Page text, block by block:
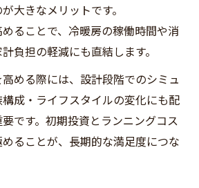
大きなメリットです。
ることで、冷暖房の稼働時間や消
負担の軽減にも直結します。
める際には、設計段階でのシミュ
成・ライフスタイルの変化にも配
です。初期投資とランニングコス
ることが、長期的な満足度につな